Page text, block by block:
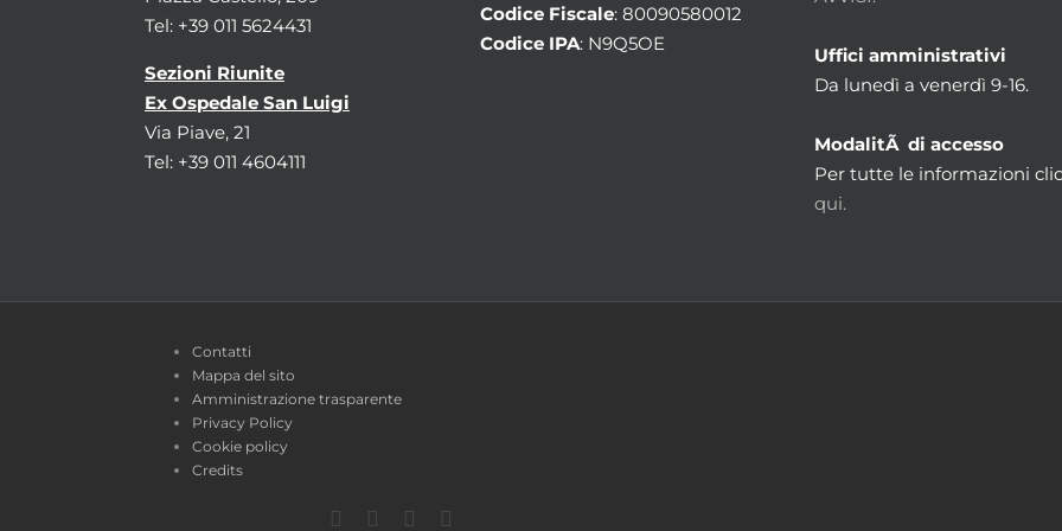
Tel: +39 011 5624431
Sezioni Riunite
Ex Ospedale San Luigi
Via Piave, 21
Tel: +39 011 4604111
Codice Fiscale: 80090580012
Codice IPA: N9Q5OE
Uffici amministrativi
Da lunedì a venerdì 9-16.
ModalitÃ di accesso
Per tutte le informazioni
qui.
Contatti
Mappa del sito
Amministrazione trasparente
Privacy Policy
Cookie policy
Credits
Facebook
TwitterYouTube